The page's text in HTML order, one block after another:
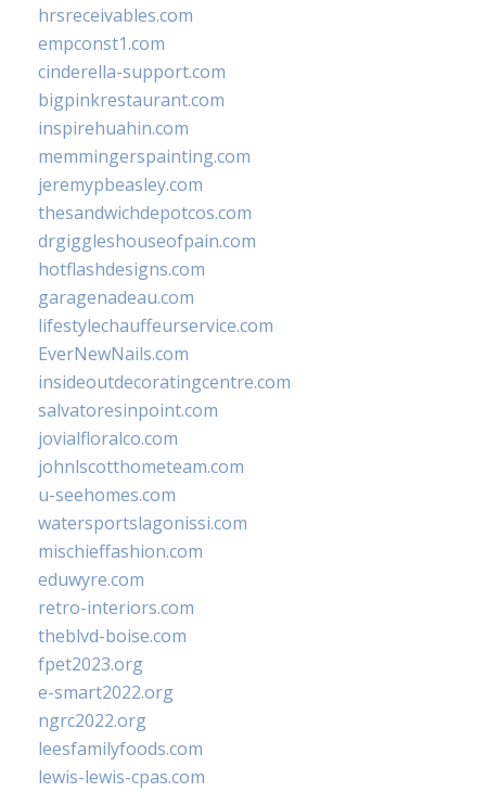
hrsreceivables.com
empconst1.com
cinderella-support.com
bigpinkrestaurant.com
inspirehuahin.com
memmingerspainting.com
jeremypbeasley.com
thesandwichdepotcos.com
drgiggleshouseofpain.com
hotflashdesigns.com
garagenadeau.com
lifestylechauffeurservice.com
EverNewNails.com
insideoutdecoratingcentre.com
salvatoresinpoint.com
jovialfloralco.com
johnlscotthometeam.com
u-seehomes.com
watersportslagonissi.com
mischieffashion.com
eduwyre.com
retro-interiors.com
theblvd-boise.com
fpet2023.org
e-smart2022.org
ngrc2022.org
leesfamilyfoods.com
lewis-lewis-cpas.com